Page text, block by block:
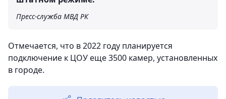
Пресс-служба МВД РК
Отмечается, что в 2022 году планируется
подключение к ЦОУ еще 3500 камер, установленных
в городе.